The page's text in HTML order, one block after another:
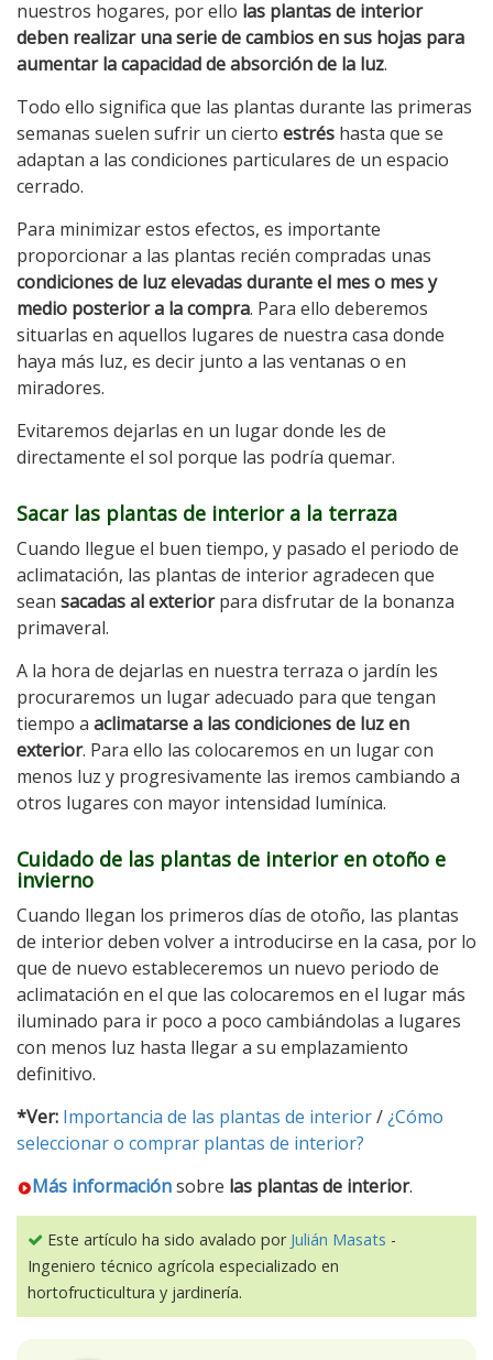
nuestros hogares, por ello las plantas de interior
deben realizar una serie de cambios en sus hojas para
aumentar la capacidad de absorción de la luz.
Todo ello significa que las plantas durante las primeras
semanas suelen sufrir un cierto estrés hasta que se
adaptan a las condiciones particulares de un espacio
cerrado.
Para minimizar estos efectos, es importante
proporcionar a las plantas recién compradas unas
condiciones de luz elevadas durante el mes o mes y
medio posterior a la compra. Para ello deberemos
situarlas en aquellos lugares de nuestra casa donde
haya más luz, es decir junto a las ventanas o en
miradores.
Evitaremos dejarlas en un lugar donde les de
directamente el sol porque las podría quemar.
Sacar las plantas de interior a la terraza
Cuando llegue el buen tiempo, y pasado el periodo de
aclimatación, las plantas de interior agradecen que
sean sacadas al exteriorpara disfrutar de la bonanza
primaveral.
A la hora de dejarlas en nuestra terraza o jardín les
procuraremos un lugar adecuado para que tengan
tiempo a aclimatarse a las condiciones de luz en
exterior. Para ello las colocaremos en un lugar con
menos luz y progresivamente las iremos cambiando a
otros lugares con mayor intensidad lumínica.
Cuidado de las plantas de interior en otoño e
invierno
Cuando llegan los primeros días de otoño, las plantas
de interior deben volver a introducirse en la casa, por lo
que de nuevo estableceremos un nuevo periodo de
aclimatación en el que las colocaremos en el lugar más
iluminado para ir poco a poco cambiándolas a lugares
con menos luz hasta llegar a su emplazamiento
definitivo.
*Ver: Importancia de las plantas de interior/¿Cómo
seleccionar o comprar plantas de interior?
Más informaciónsobre las plantas de interior.
Este artículo ha sido avalado por Julián Masats -
Ingeniero técnico agrícola especializado en
hortofructicultura y jardinería.